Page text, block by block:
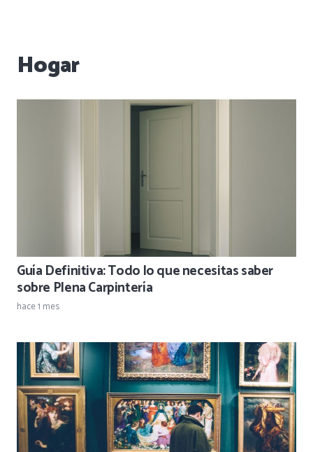
Hogar
Guía Definitiva: Todo lo que necesitas saber
sobre Plena Carpintería
hace 1 mes